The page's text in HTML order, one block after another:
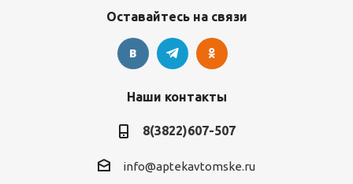
Оставайтесь на связи
Наши контакты
8(3822)607-507
info@aptekavtomske.ru